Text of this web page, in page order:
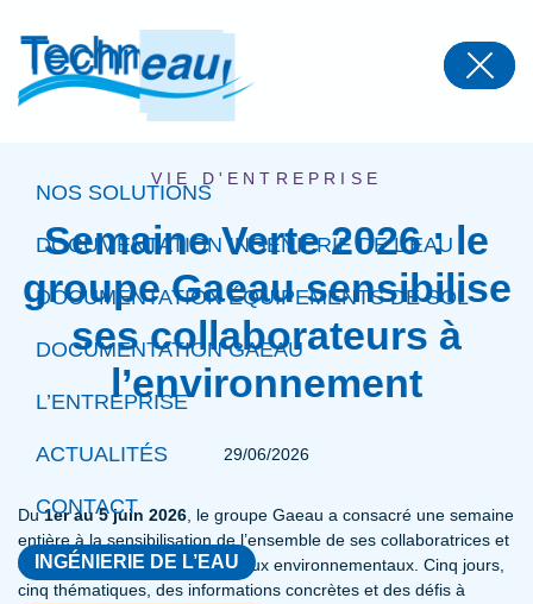
NOS SOLUTIONS
DOCUMENTATION INGÉNIERIE DE L’EAU
DOCUMENTATION ÉQUIPEMENTS DE SOL
DOCUMENTATION GAEAU
L’ENTREPRISE
ACTUALITÉS
CONTACT
INGÉNIERIE DE L’EAU
VIE D'ENTREPRISE
Semaine Verte 2026 : le
groupe Gaeau sensibilise
ses collaborateurs à
l’environnement
29/06/2026
Du1er au 5 juin 2026 , le groupe Gaeau a consacré une semaine
entière à la sensibilisation de l’ensemble de ses collaboratrices et
collaborateurs aux grands enjeux environnementaux. Cinq jours,
cinq thématiques, des informations concrètes et des défis à